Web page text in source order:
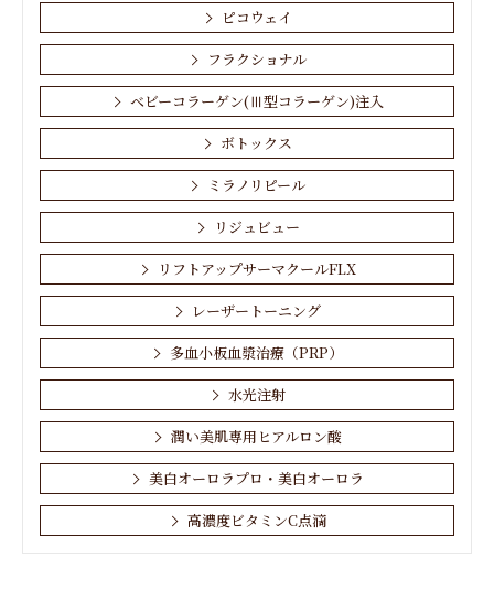
ピコウェイ
フラクショナル
ベビーコラーゲン(Ⅲ型コラーゲン)注入
ボトックス
ミラノリピール
リジュビュー
リフトアップサーマクールFLX
レーザートーニング
多血小板血漿治療（PRP）
水光注射
潤い美肌専用ヒアルロン酸
美白オーロラプロ・美白オーロラ
高濃度ビタミンC点滴